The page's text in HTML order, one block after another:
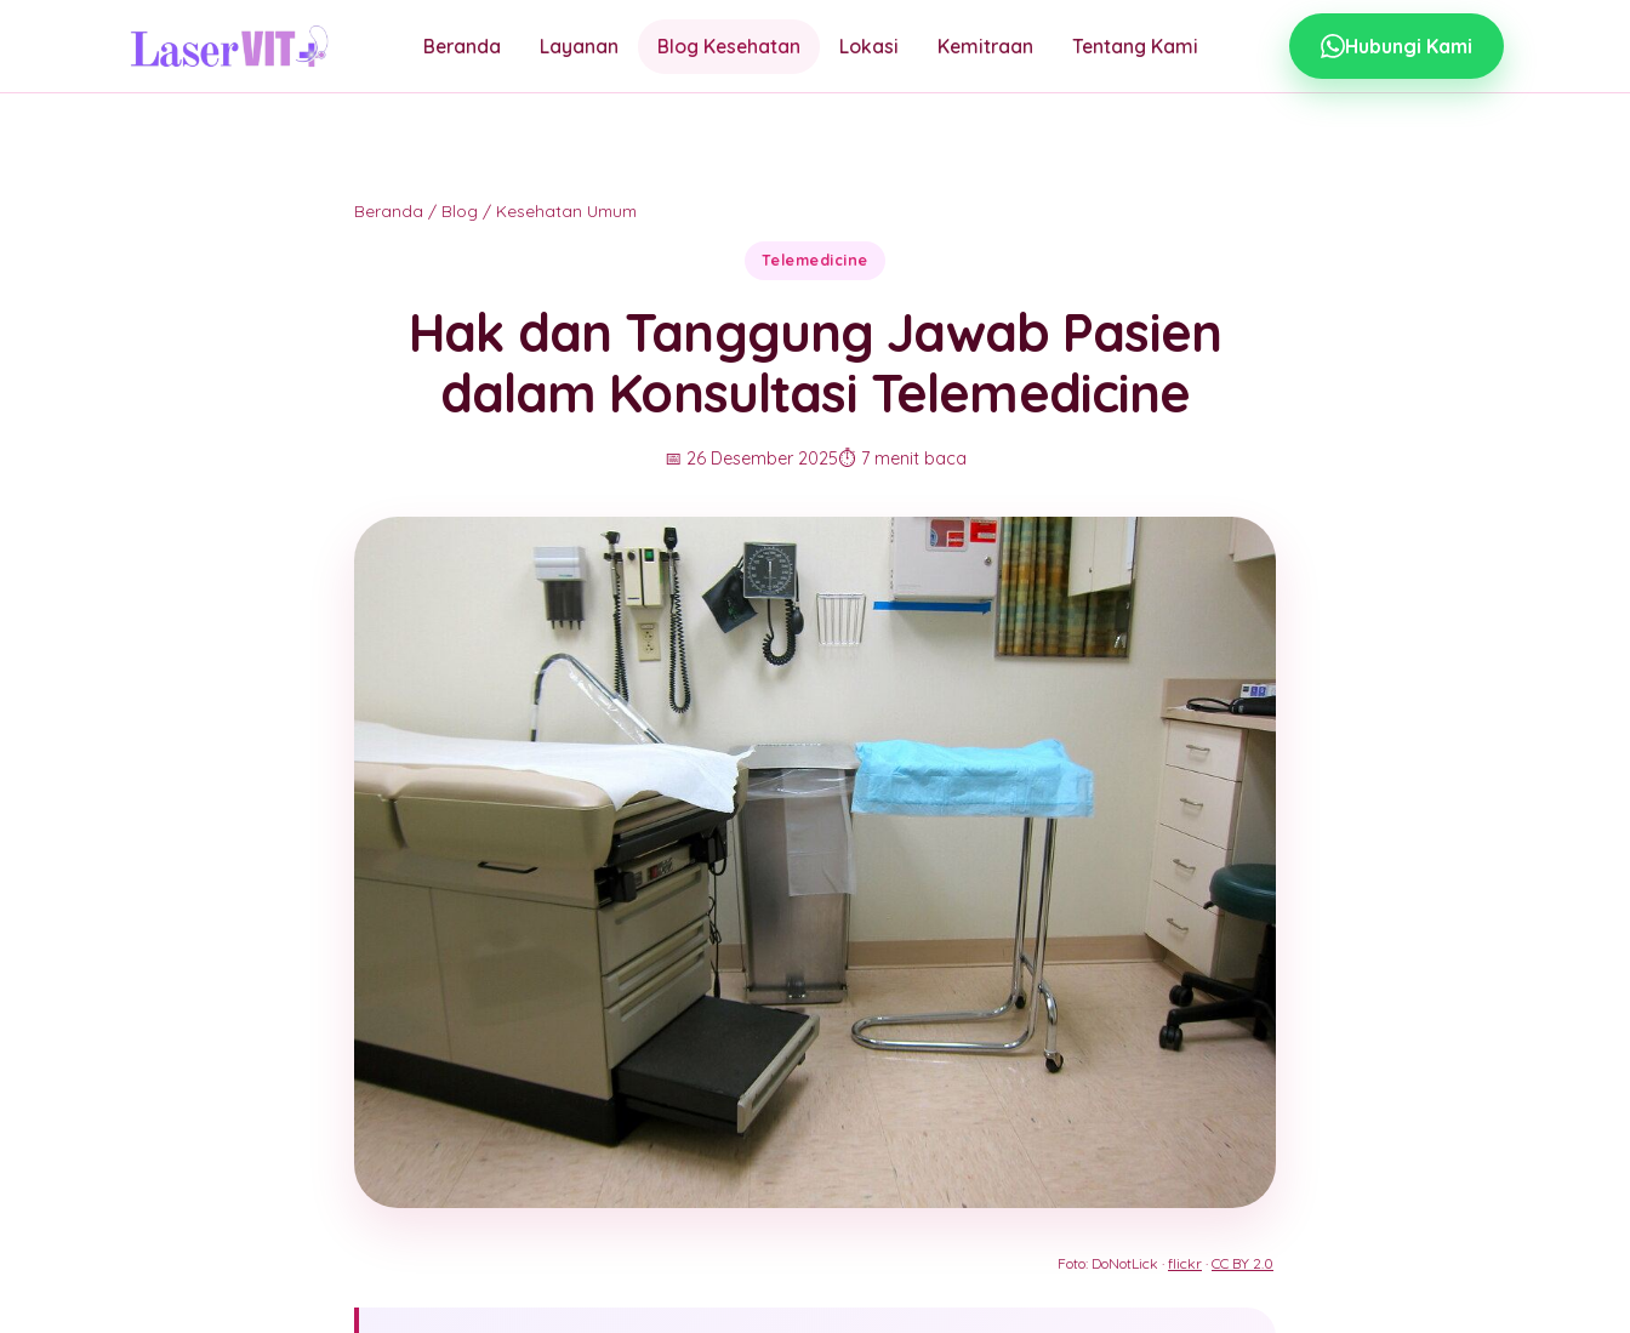
Beranda Layanan Blog Kesehatan Lokasi Kemitraan Tentang Kami Hubungi Kami
Beranda / Blog / Kesehatan Umum
Telemedicine
Hak dan Tanggung Jawab Pasien
dalam Konsultasi Telemedicine
📅 26 Desember 2025⏱️ 7 menit baca
Foto: DoNotLick · flickr · CC BY 2.0